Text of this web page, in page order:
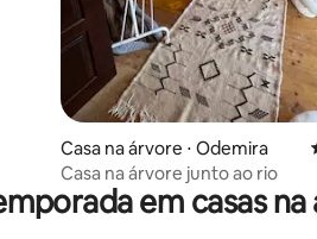
Casa na árvore ⋅ Odemira
Casa na árvore junto ao rio
em casas na